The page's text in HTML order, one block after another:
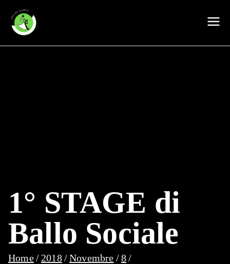
contenuto
1° STAGE di
Ballo Sociale
Home 2018 Novembre
8